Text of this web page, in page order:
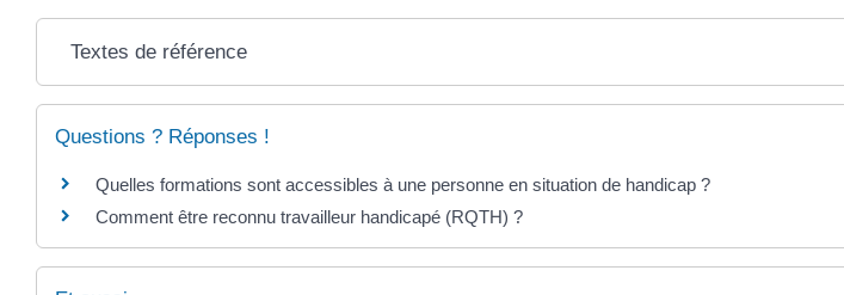
Textes de référence
Questions ? Réponses !
Quelles formations sont accessibles à une personne en situation de handicap ?
Comment être reconnu travailleur handicapé (RQTH) ?